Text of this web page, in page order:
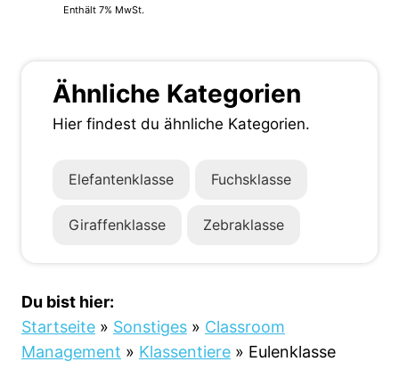
Enthält 7% MwSt.
Ähnliche Kategorien
Hier findest du ähnliche Kategorien.
Elefantenklasse Fuchsklasse
Giraffenklasse Zebraklasse
Du bist hier:
Startseite » Sonstiges » Classroom
Management » Klassentiere » Eulenklasse